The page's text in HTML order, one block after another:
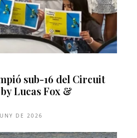
sub-16 del Circuit
Lucas Fox &
DE 2026